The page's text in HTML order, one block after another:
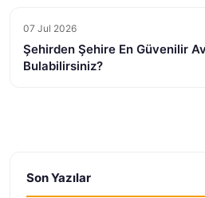
07 Jul 2026
Şehirden Şehire En Güvenilir
Bulabilirsiniz?
Son Yazılar